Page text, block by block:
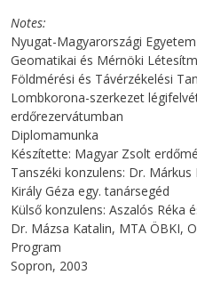
Notes
Nyugat-Magyarországi
Geomatikai és Mérnöki
Földmérési és Távérzékelési
Lombkorona-szerkezet
erdőrezervátumban
Diplomamunka
Készítette: Magyar Zsolt
Tanszéki konzulens: Dr. Márkus
Király Géza egy. tanársegéd
Külső konzulens: Aszalós Réka
Dr. Mázsa Katalin, MTA ÖBKI,
Program
Sopron, 2003